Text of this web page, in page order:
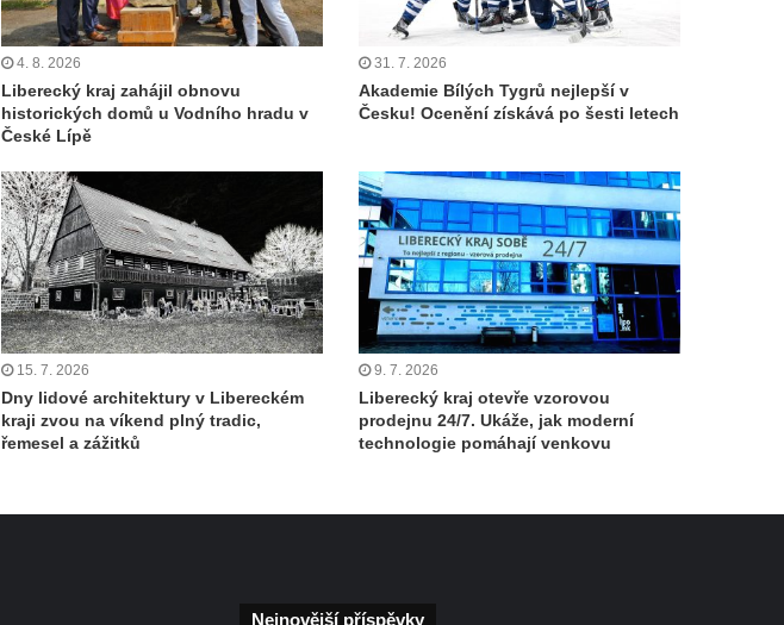
4. 8. 2026
Liberecký kraj zahájil obnovu
historických domů u Vodního hradu v
České Lípě
31. 7. 2026
Akademie Bílých Tygrů nejlepší v
Česku! Ocenění získává po šesti letech
15. 7. 2026
Dny lidové architektury v Libereckém
kraji zvou na víkend plný tradic,
řemesel a zážitků
9. 7. 2026
Liberecký kraj otevře vzorovou
prodejnu 24/7. Ukáže, jak moderní
technologie pomáhají venkovu
Nejnovější příspěvky